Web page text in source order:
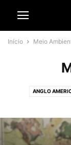
Início Meio
ANGLO
CIDADES &
CONGONHAS